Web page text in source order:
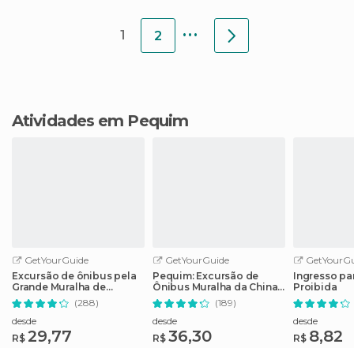
1 2 ...
Atividades em Pequim
GetYourGuide
Excursão de ônibus pela
Grande Muralha de
Mutianyu em Pequim
(288)
desde
R$ 29,77
GetYourGuide
Pequim: Excursão de
Ônibus Muralha da China
em Mutianyu(189)
desde
R$ 36,30
Ingresso
Proibida
desde
R$ 8,82